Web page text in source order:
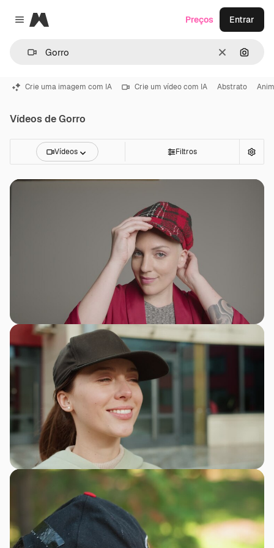
Close menu
Magnific
Limpar
Preços Entrar
Crie uma imagem com IA Crie um vídeo com IA Abstrato
Vídeos de Gorro
Vídeos Filtros